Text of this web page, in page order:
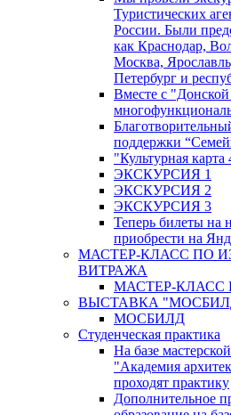
Туристических
России. Были
как Краснодар,
Москва,
Петербург и
Вместе с
поддержки
"Культурная карта
ЭКСКУРСИЯ 1
ЭКСКУРСИЯ 2
ЭКСКУРСИЯ 3
Теперь билеты на
приобрести на
МАСТЕР-КЛАСС ПО
ВИТРАЖА
МАСТЕР-КЛАСС
ВЫСТАВКА
МОСБИЛД
Студенческая практика
На базе
"Академия
проходят практику
Дополнительное